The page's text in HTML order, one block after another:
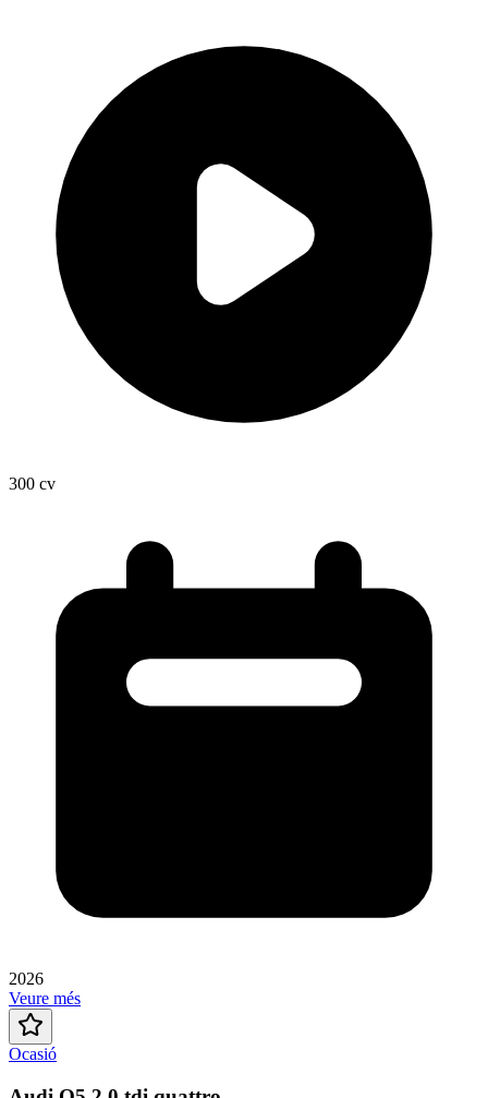
300 cv
2026
Veure més
Ocasió